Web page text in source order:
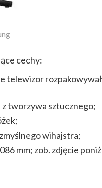
cechy:
telewizor
z tworzywa sztucznego;
wihajstra;
mm; zob. zdjęcie